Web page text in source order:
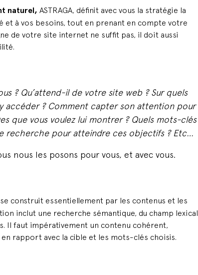
naturel, ASTRAGA, définit avec vous la stratégie la
et à vos besoins, tout en prenant en compte votre
de votre site internet ne suffit pas, il doit aussi
? Qu’attend-il de votre site web ? Sur quels
accéder ? Comment capter son attention pour
que vous voulez lui montrer ? Quels mots-clés
recherche pour atteindre ces objectifs ? Etc…
nous les posons pour vous, et avec vous.
se construit essentiellement par les contenus et les
inclut une recherche sémantique, du champ lexical
Il faut impérativement un contenu cohérent,
rapport avec la cible et les mots-clés choisis.